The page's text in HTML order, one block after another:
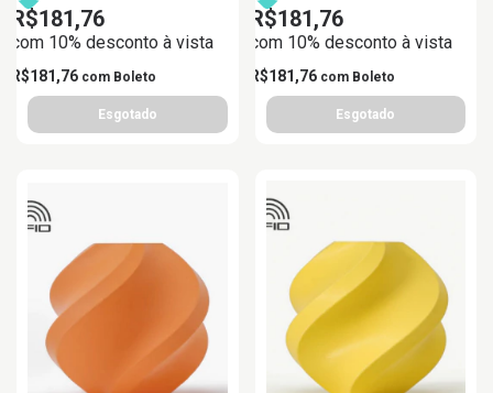
R$181,76
com 10% desconto à vista
R$181,76 com Boleto
R$181,76
com 10% desconto à vista
R$181,76 com Boleto